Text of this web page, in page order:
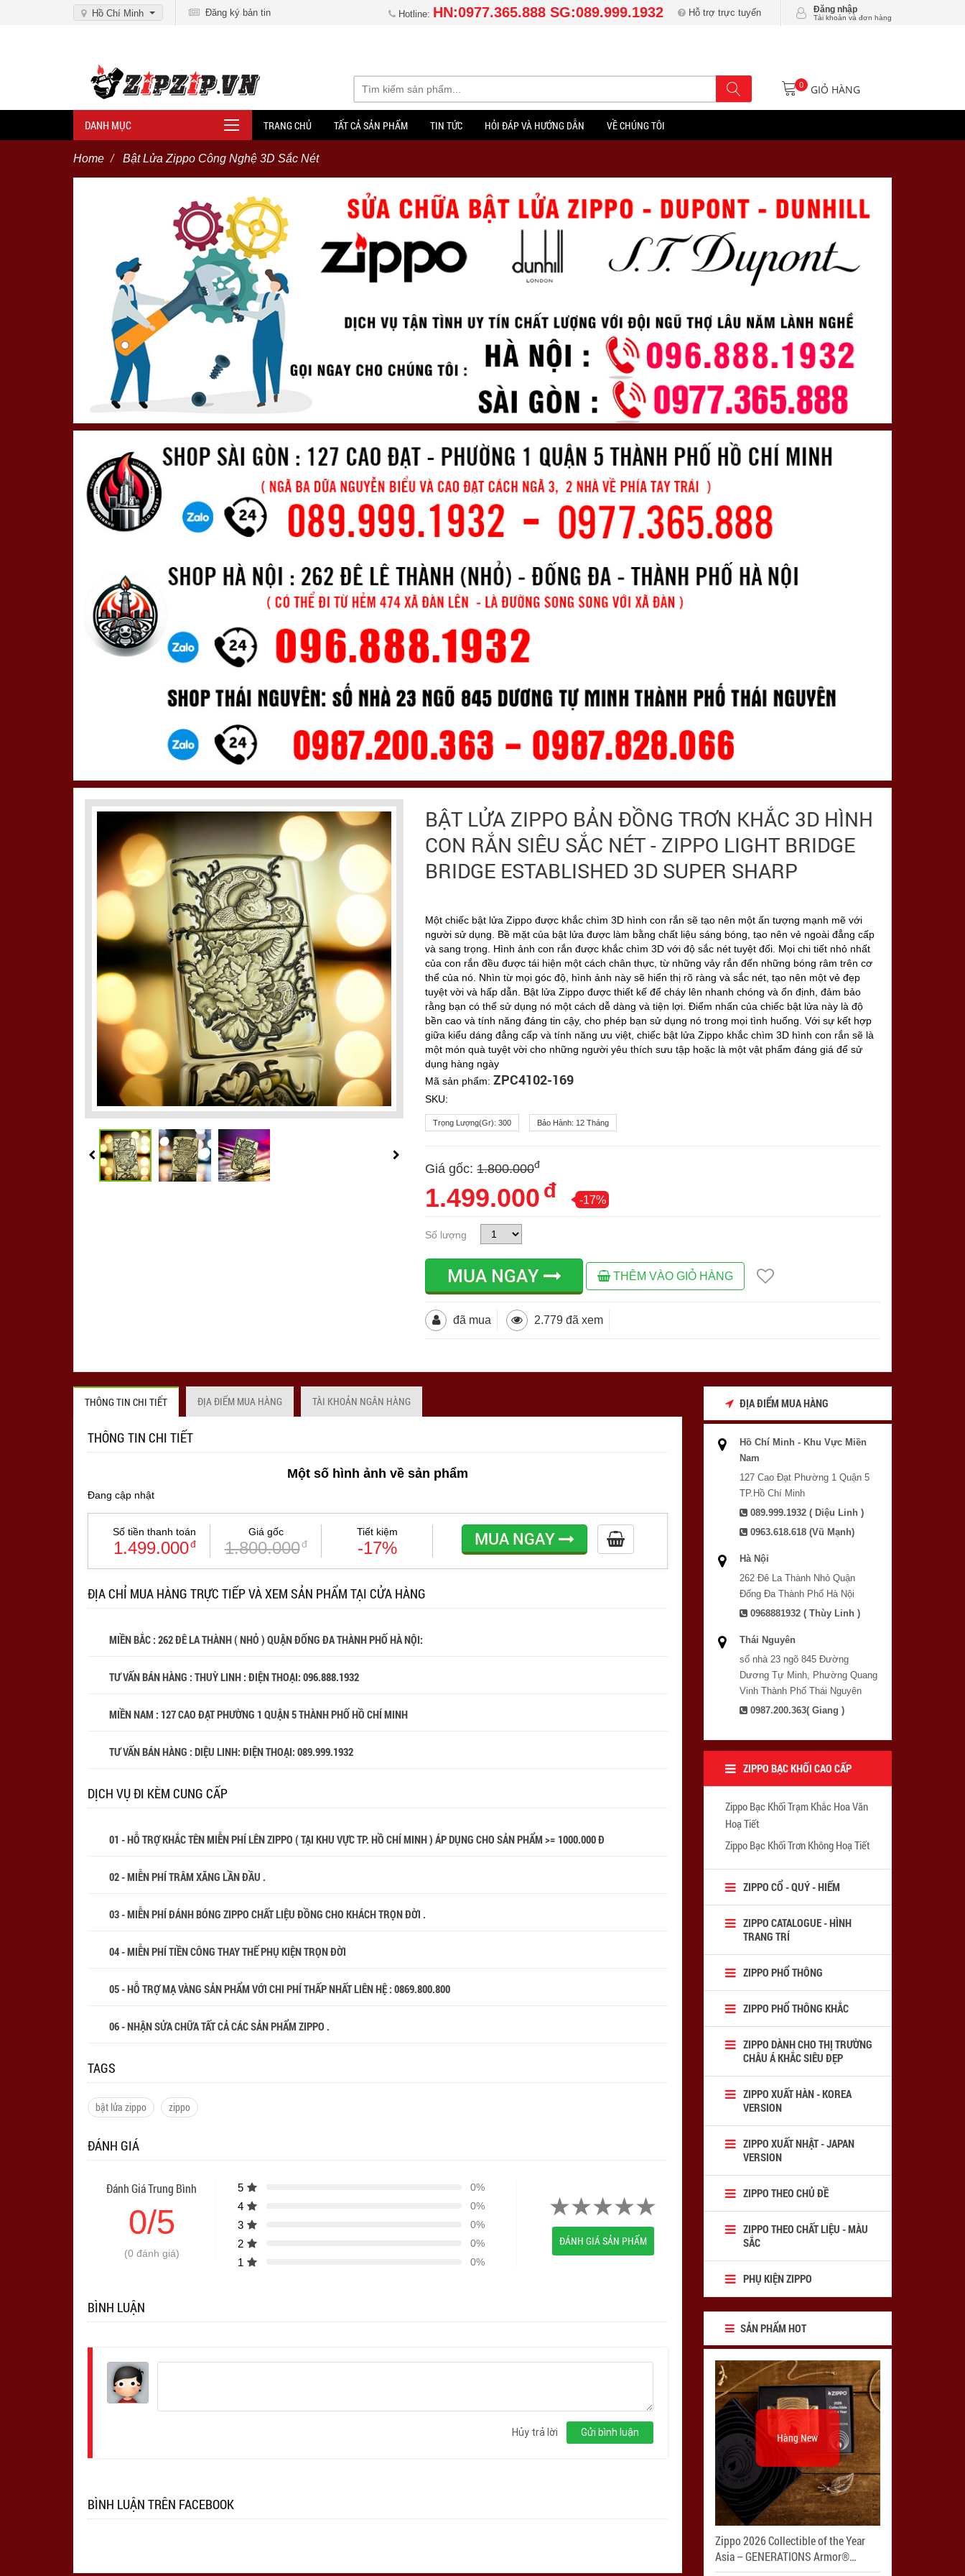
Hồ Chí Minh Đăng ký bản tin Hotline: HN:0977.365.888 SG:089.999.1932 Hỗ trợ trực tuyến Đăng nhập
Tài khoản và đơn hàng
0 GIỎ HÀNG
DANH MỤC TRANG CHỦ TẤT CẢ SẢN PHẨM TIN TỨC HỎI ĐÁP VÀ HƯỚNG DẪN VỀ CHÚNG TÔI
Home Bật Lửa Zippo Công Nghệ 3D Sắc Nét
BẬT LỬA ZIPPO BẢN ĐỒNG TRƠN KHẮC 3D HÌNH
CON RẮN SIÊU SẮC NÉT - ZIPPO LIGHT BRIDGE
BRIDGE ESTABLISHED 3D SUPER SHARP
Một chiếc bật lửa Zippo được khắc chìm 3D hình con rắn sẽ tạo nên một ấn tượng mạnh mẽ với
người sử dụng. Bề mặt của bật lửa được làm bằng chất liệu sáng bóng, tạo nên vẻ ngoài đẳng cấp
và sang trọng. Hình ảnh con rắn được khắc chìm 3D với độ sắc nét tuyệt đối. Mọi chi tiết nhỏ nhất
của con rắn đều được tái hiện một cách chân thực, từ những vảy rắn đến những bóng râm trên cơ
thể của nó. Nhìn từ mọi góc độ, hình ảnh này sẽ hiển thị rõ ràng và sắc nét, tạo nên một vẻ đẹp
tuyệt vời và hấp dẫn. Bật lửa Zippo được thiết kế để cháy lên nhanh chóng và ổn định, đảm bảo
rằng bạn có thể sử dụng nó một cách dễ dàng và tiện lợi. Điểm nhấn của chiếc bật lửa này là độ
bền cao và tính năng đáng tin cậy, cho phép bạn sử dụng nó trong mọi tình huống. Với sự kết hợp
giữa kiểu dáng đẳng cấp và tính năng ưu việt, chiếc bật lửa Zippo khắc chìm 3D hình con rắn sẽ là
một món quà tuyệt vời cho những người yêu thích sưu tập hoặc là một vật phẩm đáng giá để sử
dụng hàng ngày
Mã sản phẩm:ZPC4102-169
SKU:
Trọng Lượng(gr):300 Bảo Hành: 12 Tháng
Giá gốc: 1.800.000đ
1.499.000 đ -17%
Số lượng
MUA NGAY THÊM VÀO GIỎ HÀNG
đã mua 2.779 đã xem
THÔNG TIN CHI TIẾT ĐỊA ĐIỂM MUA HÀNG TÀI KHOẢN NGÂN HÀNG
THÔNG TIN CHI TIẾT
Một số hình ảnh về sản phẩm
Đang cập nhật
Số tiền thanh toán
1.499.000đ
Giá gốc
1.800.000đ
Tiết kiệm
-17% MUA NGAY
ĐỊA CHỈ MUA HÀNG TRỰC TIẾP VÀ XEM SẢN PHẨM TẠI CỬA HÀNG
MIỀN BẮC : 262 ĐÊ LA THÀNH ( NHỎ ) QUẬN ĐỐNG ĐA THÀNH PHỐ HÀ NỘI:
TƯ VẤN BÁN HÀNG : THUỲ LINH : ĐIỆN THOẠI: 096.888.1932
MIỀN NAM : 127 CAO ĐẠT PHƯỜNG 1 QUẬN 5 THÀNH PHỐ HỒ CHÍ MINH
TƯ VẤN BÁN HÀNG : DIỆU LINH: ĐIỆN THOẠI: 089.999.1932
DỊCH VỤ ĐI KÈM CUNG CẤP
01 - HỖ TRỢ KHẮC TÊN MIỄN PHÍ LÊN ZIPPO ( TẠI KHU VỰC TP. HỒ CHÍ MINH ) ÁP DỤNG CHO SẢN PHẨM >= 1000.000 Đ
02 - MIỄN PHÍ TRÂM XĂNG LẦN ĐẦU .
03 - MIỄN PHÍ ĐÁNH BÓNG ZIPPO CHẤT LIỆU ĐỒNG CHO KHÁCH TRỌN ĐỜI .
04 - MIỄN PHÍ TIỀN CÔNG THAY THẾ PHỤ KIỆN TRỌN ĐỜI
05 - HỖ TRỢ MẠ VÀNG SẢN PHẨM VỚI CHI PHÍ THẤP NHẤT LIÊN HỆ : 0869.800.800
06 - NHẬN SỬA CHỮA TẤT CẢ CÁC SẢN PHẨM ZIPPO .
TAGS
bật lửa zippo zippo
ĐÁNH GIÁ
Đánh Giá Trung Bình
0/5
(0 đánh giá)
5 0%
4 0%
3 0%
2 0%
1 0%
ĐÁNH GIÁ SẢN PHẨM
BÌNH LUẬN
Gửi bình luận
Hủy trả lời
BÌNH LUẬN TRÊN FACEBOOK
ĐỊA ĐIỂM MUA HÀNG
Hồ Chí Minh - Khu Vực Miền
Nam
127 Cao Đạt Phường 1 Quận 5
TP.Hồ Chí Minh
089.999.1932 ( Diệu Linh )
0963.618.618 (Vũ Mạnh)
Hà Nội
262 Đê La Thành Nhỏ Quận
Đống Đa Thành Phố Hà Nội
0968881932 ( Thùy Linh )
Thái Nguyên
số nhà 23 ngõ 845 Đường
Dương Tự Minh, Phường Quang
Vinh Thành Phố Thái Nguyên
0987.200.363( Giang )
ZIPPO BẠC KHỐI CAO CẤP
Zippo Bạc Khối Trạm Khắc Hoa Văn
Hoạ Tiết
Zippo Bạc Khối Trơn Không Hoạ Tiết
ZIPPO CỔ - QUÝ - HIẾM
ZIPPO CATALOGUE - HÌNH
TRANG TRÍ
ZIPPO PHỔ THÔNG
ZIPPO PHỔ THÔNG KHẮC
ZIPPO DÀNH CHO THỊ TRƯỜNG
CHÂU Á KHẮC SIÊU ĐẸP
ZIPPO XUẤT HÀN - KOREA
VERSION
ZIPPO XUẤT NHẬT - JAPAN
VERSION
ZIPPO THEO CHỦ ĐỀ
ZIPPO THEO CHẤT LIỆU - MÀU
SẮC
PHỤ KIỆN ZIPPO
SẢN PHẨM HOT
Zippo 2026 Collectible of the Year
Asia – GENERATIONS Armor®
Tumbled Brass – Zippo Coty 2026 –
Hàng New